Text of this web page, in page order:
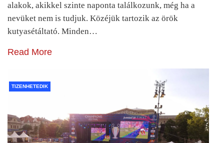
alakok, akikkel szinte naponta találkozunk, még ha a
nevüket nem is tudjuk. Közéjük tartozik az örök
kutyasétáltató. Minden…
Read More
TIZENHETEDIK